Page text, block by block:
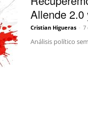
Allende 2.0
Cristian Higueras - 7
Análisis político